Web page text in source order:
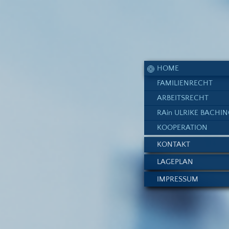
HOME
FAMILIENRECHT
ARBEITSRECHT
RAin ULRIKE
KOOPERATION
KONTAKT
LAGEPLAN
IMPRESSUM